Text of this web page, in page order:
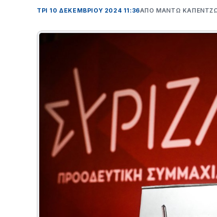
ΤΡΊ 10 ΔΕΚΕΜΒΡΊΟΥ 2024 11:36ΑΠΌ ΜΑΝΤΩ